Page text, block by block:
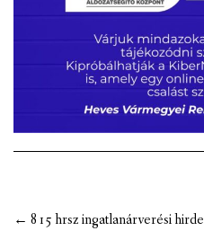
Post
← 815 hrsz ingatlanárverési